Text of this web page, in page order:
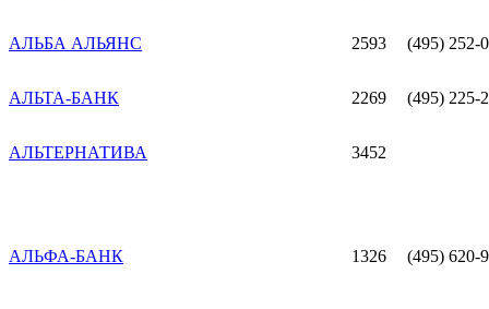
АЛЬБА АЛЬЯНС 2593 (495) 252-
АЛЬТА-БАНК 2269 (495) 225-
АЛЬТЕРНАТИВА 3452
АЛЬФА-БАНК 1326 (495) 620-